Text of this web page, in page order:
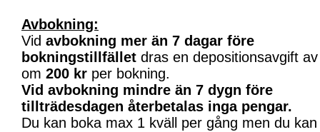
Avbokning:
Vid avbokning mer än 7 dagar före
bokningstillfället dras en depositionsavgift av
om 200 kr per bokning.
Vid avbokning mindre än 7 dygn före
tillträdesdagen återbetalas inga pengar.
Du kan boka max 1 kväll per gång men du kan